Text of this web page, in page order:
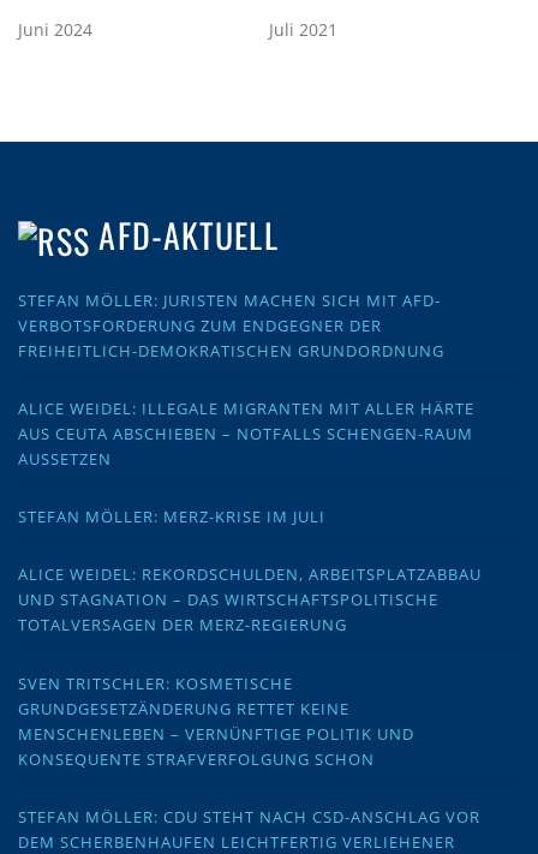
Juni 2024
Juli 2021
AFD-AKTUELL
STEFAN MÖLLER: JURISTEN MACHEN SICH MIT AFD-
VERBOTSFORDERUNG ZUM ENDGEGNER DER
FREIHEITLICH-DEMOKRATISCHEN GRUNDORDNUNG
ALICE WEIDEL: ILLEGALE MIGRANTEN MIT ALLER HÄRTE
AUS CEUTA ABSCHIEBEN – NOTFALLS SCHENGEN-RAUM
AUSSETZEN
STEFAN MÖLLER: MERZ-KRISE IM JULI
ALICE WEIDEL: REKORDSCHULDEN, ARBEITSPLATZABBAU
UND STAGNATION – DAS WIRTSCHAFTSPOLITISCHE
TOTALVERSAGEN DER MERZ-REGIERUNG
SVEN TRITSCHLER: KOSMETISCHE
GRUNDGESETZÄNDERUNG RETTET KEINE
MENSCHENLEBEN – VERNÜNFTIGE POLITIK UND
KONSEQUENTE STRAFVERFOLGUNG SCHON
STEFAN MÖLLER: CDU STEHT NACH CSD-ANSCHLAG VOR
DEM SCHERBENHAUFEN LEICHTFERTIG VERLIEHENER